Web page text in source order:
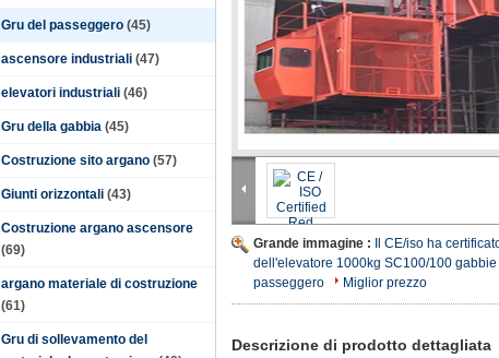
Gru del passeggero (45)
ascensore industriali (47)
elevatori industriali (46)
Gru della gabbia (45)
Costruzione sito argano (57)
Giunti orizzontali (43)
Costruzione argano ascensore
(69)
argano materiale di costruzione
(61)
Gru di sollevamento del
Grande immagine :
Il CE/iso ha
dell'elevatore 1000kg SC100/100 gabbie
passeggero
Miglior prezzo
Descrizione di prodotto dettagliata